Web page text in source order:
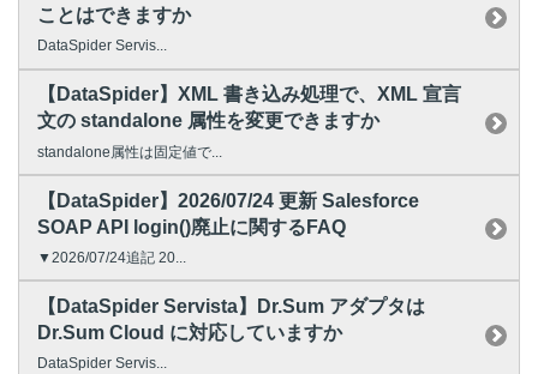
ことはできますか
DataSpider Servis...
【DataSpider】XML 書き込み処理で、XML 宣言
文の standalone 属性を変更できますか
standalone属性は固定値で...
【DataSpider】2026/07/24 更新 Salesforce
SOAP API login()廃止に関するFAQ
▼2026/07/24追記 20...
【DataSpider Servista】Dr.Sum アダプタは
Dr.Sum Cloud に対応していますか
DataSpider Servis...